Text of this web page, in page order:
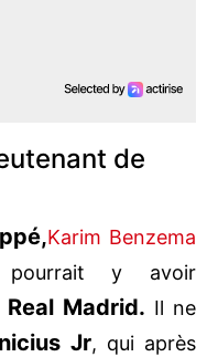
de
Karim Benzema
y avoir
Real Madrid. Il ne
Jr, qui après